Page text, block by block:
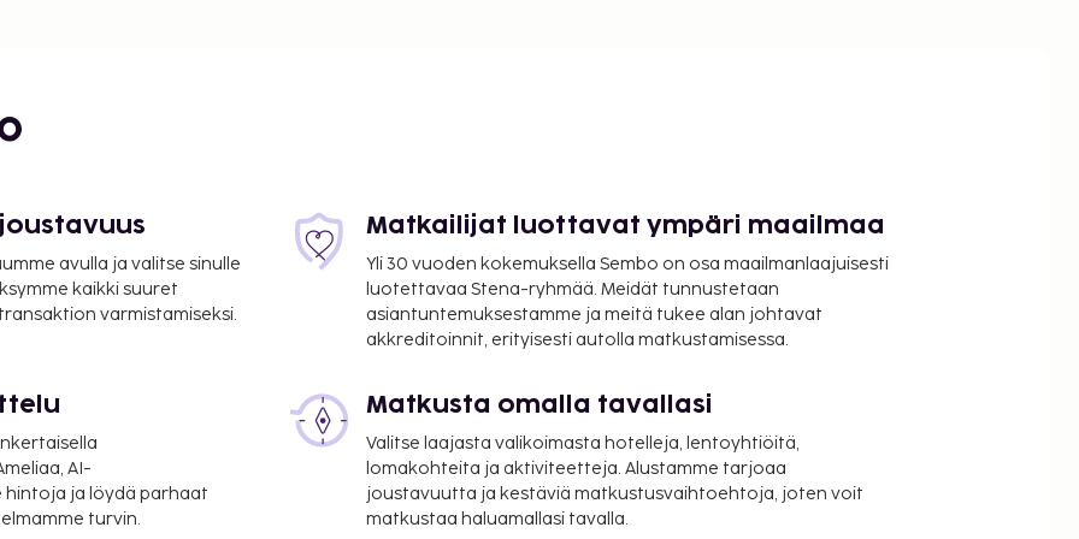
- 67,5 km / 42 mi
- 56,8 km / 35,3 mi
lentoasema) - 94,8 km
avulla ja valitse sinulle
kaikki suuret
varmistamiseksi.
Matkailijat luottavat ympäri maailmaa
Yli 30 vuoden kokemuksella Sembo on osa maailmanlaajuisesti
luotettavaa Stena-ryhmää. Meidät tunnustetaan
asiantuntemuksestamme ja meitä tukee alan johtavat
akkreditoinnit, erityisesti autolla matkustamisessa.
AI-
ja löydä parhaat
turvin.
Matkusta omalla tavallasi
Valitse laajasta valikoimasta hotelleja, lentoyhtiöitä,
lomakohteita ja aktiviteetteja. Alustamme tarjoaa
joustavuutta ja kestäviä matkustusvaihtoehtoja, joten voit
matkustaa haluamallasi tavalla.